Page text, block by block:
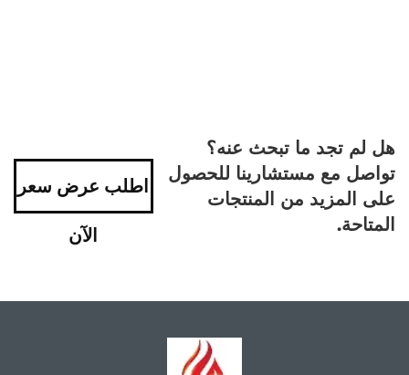
هل لم تجد ما تبحث عنه؟
تواصل مع مستشارينا للحصول
على المزيد من المنتجات
المتاحة.
اطلب عرض سعر
الآن